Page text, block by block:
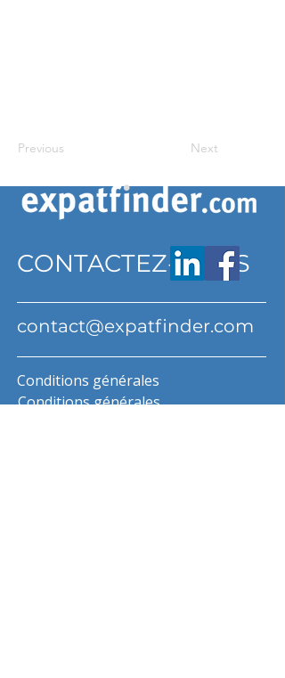
Previous Next
CONTACTEZ-NOUS
contact@expatfinder.com
Conditions générales
Conditions générales